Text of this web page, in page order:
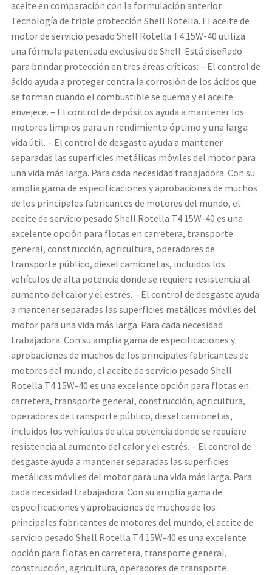
aceite en comparación con la formulación anterior.
Tecnología de triple protección Shell Rotella. El aceite de
motor de servicio pesado Shell Rotella T4 15W-40 utiliza
una fórmula patentada exclusiva de Shell. Está diseñado
para brindar protección en tres áreas críticas: – El control de
ácido ayuda a proteger contra la corrosión de los ácidos que
se forman cuando el combustible se quema y el aceite
envejece. – El control de depósitos ayuda a mantener los
motores limpios para un rendimiento óptimo y una larga
vida útil. – El control de desgaste ayuda a mantener
separadas las superficies metálicas móviles del motor para
una vida más larga. Para cada necesidad trabajadora. Con su
amplia gama de especificaciones y aprobaciones de muchos
de los principales fabricantes de motores del mundo, el
aceite de servicio pesado Shell Rotella T4 15W-40 es una
excelente opción para flotas en carretera, transporte
general, construcción, agricultura, operadores de
transporte público, diesel camionetas, incluidos los
vehículos de alta potencia donde se requiere resistencia al
aumento del calor y el estrés. – El control de desgaste ayuda
a mantener separadas las superficies metálicas móviles del
motor para una vida más larga. Para cada necesidad
trabajadora. Con su amplia gama de especificaciones y
aprobaciones de muchos de los principales fabricantes de
motores del mundo, el aceite de servicio pesado Shell
Rotella T4 15W-40 es una excelente opción para flotas en
carretera, transporte general, construcción, agricultura,
operadores de transporte público, diesel camionetas,
incluidos los vehículos de alta potencia donde se requiere
resistencia al aumento del calor y el estrés. – El control de
desgaste ayuda a mantener separadas las superficies
metálicas móviles del motor para una vida más larga. Para
cada necesidad trabajadora. Con su amplia gama de
especificaciones y aprobaciones de muchos de los
principales fabricantes de motores del mundo, el aceite de
servicio pesado Shell Rotella T4 15W-40 es una excelente
opción para flotas en carretera, transporte general,
construcción, agricultura, operadores de transporte